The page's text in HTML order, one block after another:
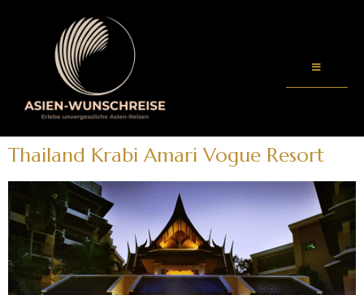
Thailand Krabi Amari Vogue Resort